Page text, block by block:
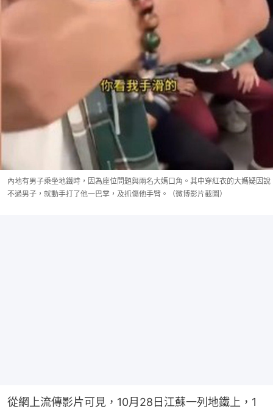
內地有男子乘坐地鐵時，因為座位問題與兩名大媽口角。其中穿紅衣的大媽疑因說
不過男子，就動手打了他一巴掌，及抓傷他手臂。（微博影片截圖）
從網上流傳影片可見，10月28日江蘇一列地鐵上，1